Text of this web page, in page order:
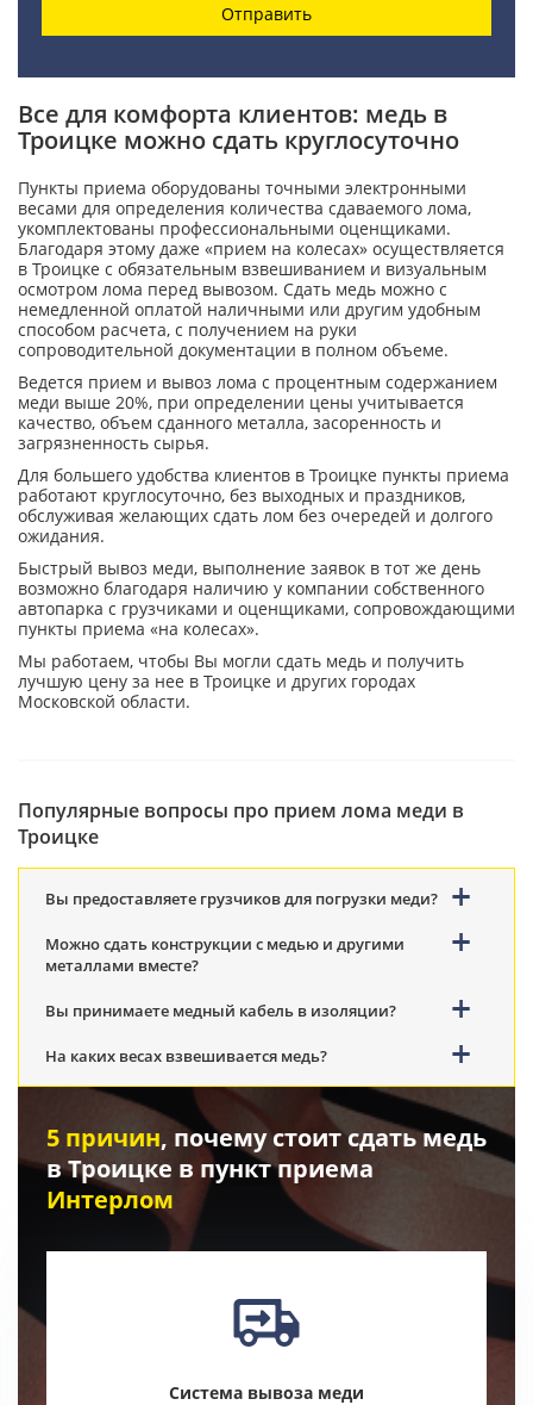
Отправить
Все для комфорта клиентов: медь в
Троицке можно сдать круглосуточно
Пункты приема оборудованы точными электронными
весами для определения количества сдаваемого лома,
укомплектованы профессиональными оценщиками.
Благодаря этому даже «прием на колесах» осуществляется
в Троицке с обязательным взвешиванием и визуальным
осмотром лома перед вывозом. Сдать медь можно с
немедленной оплатой наличными или другим удобным
способом расчета, с получением на руки
сопроводительной документации в полном объеме.
Ведется прием и вывоз лома с процентным содержанием
меди выше 20%, при определении цены учитывается
качество, объем сданного металла, засоренность и
загрязненность сырья.
Для большего удобства клиентов в Троицке пункты приема
работают круглосуточно, без выходных и праздников,
обслуживая желающих сдать лом без очередей и долгого
ожидания.
Быстрый вывоз меди, выполнение заявок в тот же день
возможно благодаря наличию у компании собственного
автопарка с грузчиками и оценщиками, сопровождающими
пункты приема «на колесах».
Мы работаем, чтобы Вы могли сдать медь и получить
лучшую цену за нее в Троицке и других городах
Московской области.
Популярные вопросы про прием лома меди в
Троицке
Вы предоставляете грузчиков для погрузки меди?
Можно сдать конструкции с медью и другими
металлами вместе?
Вы принимаете медный кабель в изоляции?
На каких весах взвешивается медь?
5 причин, почему стоит сдать медь
в Троицке в пункт приема
Интерлом
Система вывоза меди